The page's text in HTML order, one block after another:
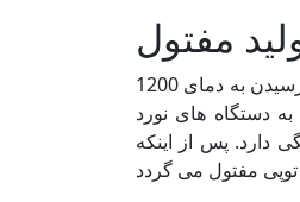
مفتول
کارخانجات نورد جهت تولید مفتول، شمش مورد نیاز را در کوره های پیش گرم قرار داده و تا رسیدن به دمای 1200
دستگاه های نورد
دارد. پس از اینکه